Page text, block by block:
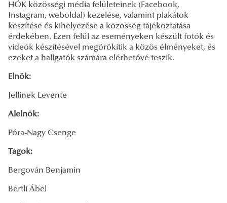
HÖK közösségi média felületeinek (Facebook,
Instagram, weboldal) kezelése, valamint plakátok
készítése és kihelyezése a közösség tájékoztatása
érdekében. Ezen felül az eseményeken készült fotók és
videók készítésével megörökítik a közös élményeket, és
ezeket a hallgatók számára elérhetővé teszik.
Elnök:
Jellinek Levente
Alelnök:
Póra-Nagy Csenge
Tagok:
Bergován Benjamin
Bertli Ábel